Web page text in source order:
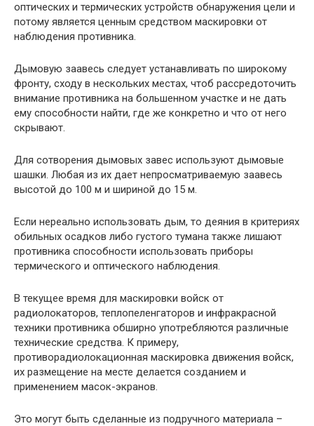
оптических и термических устройств обнаружения цели и
потому является ценным средством маскировки от
наблюдения противника.
Дымовую заавесь следует устанавливать по широкому
фронту, сходу в нескольких местах, чтоб рассредоточить
внимание противника на большенном участке и не дать
ему способности найти, где же конкретно и что от него
скрывают.
Для сотворения дымовых завес используют дымовые
шашки. Любая из их дает непросматриваемую заавесь
высотой до 100 м и шириной до 15 м.
Если нереально использовать дым, то деяния в критериях
обильных осадков либо густого тумана также лишают
противника способности использовать приборы
термического и оптического наблюдения.
В текущее время для маскировки войск от
радиолокаторов, теплопеленгаторов и инфракрасной
техники противника обширно употребляются различные
технические средства. К примеру,
противорадиолокационная маскировка движения войск,
их размещение на месте делается созданием и
применением масок-экранов.
Это могут быть сделанные из подручного материала –